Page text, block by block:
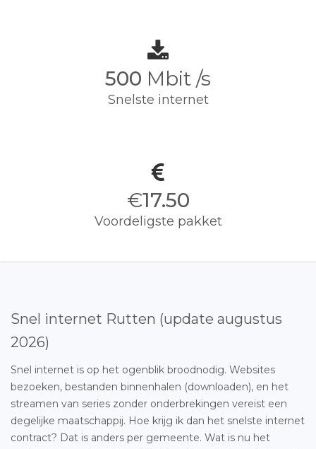
500 Mbit /s
Snelste internet
€17.50
Voordeligste pakket
Snel internet Rutten (update augustus
2026)
Snel internet is op het ogenblik broodnodig. Websites
bezoeken, bestanden binnenhalen (downloaden), en het
streamen van series zonder onderbrekingen vereist een
degelijke maatschappij. Hoe krijg ik dan het snelste internet
contract? Dat is anders per gemeente. Wat is nu het